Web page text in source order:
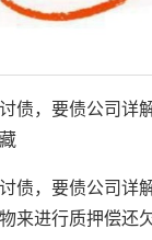
债，要债公司详
债，要债公司详
来进行质押偿还